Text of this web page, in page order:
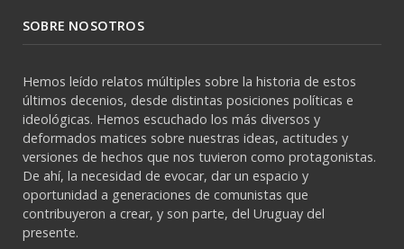
SOBRE NOSOTROS
Hemos leído relatos múltiples sobre la historia de estos
últimos decenios, desde distintas posiciones políticas e
ideológicas. Hemos escuchado los más diversos y
deformados matices sobre nuestras ideas, actitudes y
versiones de hechos que nos tuvieron como protagonistas.
De ahí, la necesidad de evocar, dar un espacio y
oportunidad a generaciones de comunistas que
contribuyeron a crear, y son parte, del Uruguay del
presente.